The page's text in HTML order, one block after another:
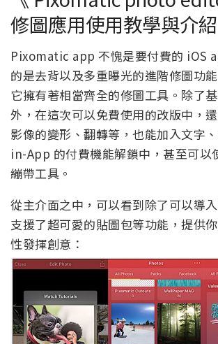
修圖應用使用教學與介紹
Pixomatic app 不愧是要付費的 iOS
的是去背以及多重曝光的進階修圖功
它擁有著相當齊全的修圖工具。除了
外，在這次可以免費使用的改版中，
影像的變形、翻轉等，也能加入文字
in-App 的付費機能解鎖中，甚至可以
繃帶工具。
從主介面之中，可以看到除了可以導
支援了超可愛的貼圖包等功能，提供
性發揮創意：